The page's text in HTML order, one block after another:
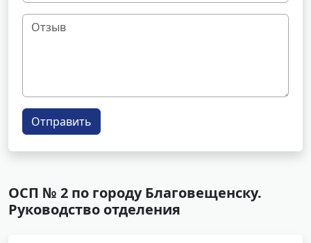
Отправить
ОСП № 2 по городу Благовещенску.
Руководство отделения